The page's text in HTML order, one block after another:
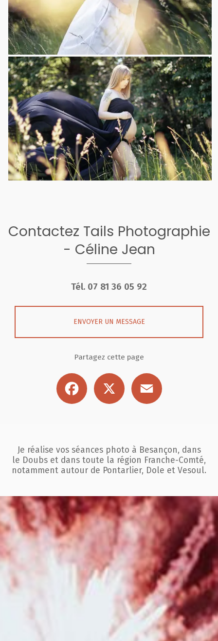
Contactez Tails Photographie
- Céline Jean
Tél. 07 81 36 05 92
ENVOYER UN MESSAGE
Partagez cette page
Facebook
Je réalise vos séances photo à Besançon, dans
le Doubs et dans toute la région Franche-Comté,
notamment autour de Pontarlier, Dole et Vesoul.